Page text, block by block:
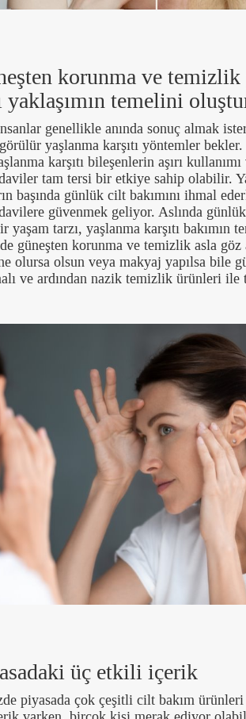
korunma ve temizlik
yaklaşımın temelini
genellikle anında sonuç almak
yaşlanma karşıtı yöntemler
karşıtı bileşenlerin aşırı kullanımı
tam tersi bir etkiye sahip olabilir.
başında günlük cilt bakımını ihmal
güvenmek geliyor. Aslında
yaşam tarzı, yaşlanma karşıtı bakımın
güneşten korunma ve temizlik asla göz
olursa olsun veya makyaj yapılsa bile
ve ardından nazik temizlik ürünleri
üç etkili içerik
piyasada çok çeşitli cilt bakım ürünleri